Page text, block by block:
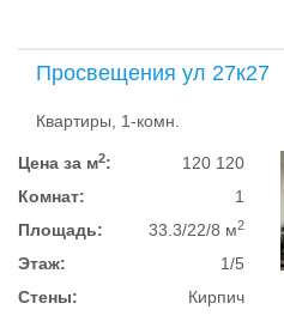
Просвещения ул 27к27
Квартиры, 1-комн.
Цена за м2:
120 120
Комнат:
1
Площадь:
33.3/22/8 м2
Этаж:
1/5
Стены:
Кирпич